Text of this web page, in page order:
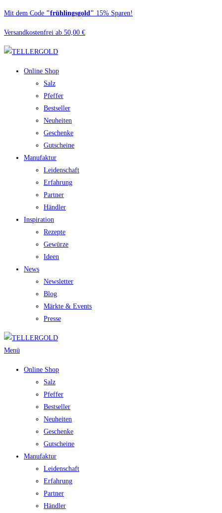
Zum
springen
Mit dem Code "frühlingsgold" 15% Sparen!
Versandkostenfrei ab 50,00 €
Online Shop
Salz
Pfeffer
Bestseller
Neuheiten
Geschenke
Gutscheine
Manufaktur
Leidenschaft
Erfahrung
Partner
Händler
Inspiration
Rezepte
Gewürze
Ideen
News
Newsletter
Blog
Märkte & Events
Presse
Menü
Online Shop
Salz
Pfeffer
Bestseller
Neuheiten
Geschenke
Gutscheine
Manufaktur
Leidenschaft
Erfahrung
Partner
Händler